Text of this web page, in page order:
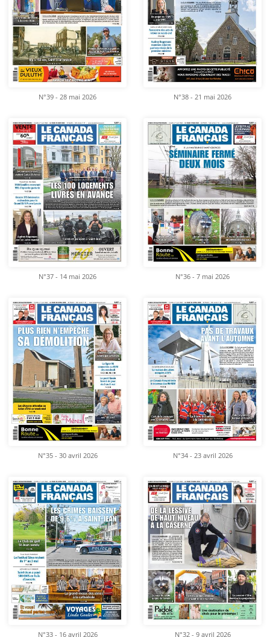
N°39 - 28 mai 2026 N°38 - 21 mai 2026
N°37 - 14 mai 2026 N°36 - 7 mai 2026
N°35 - 30 avril 2026 N°34 - 23 avril 2026
N°33 - 16 avril 2026 N°32 - 9 avril 2026